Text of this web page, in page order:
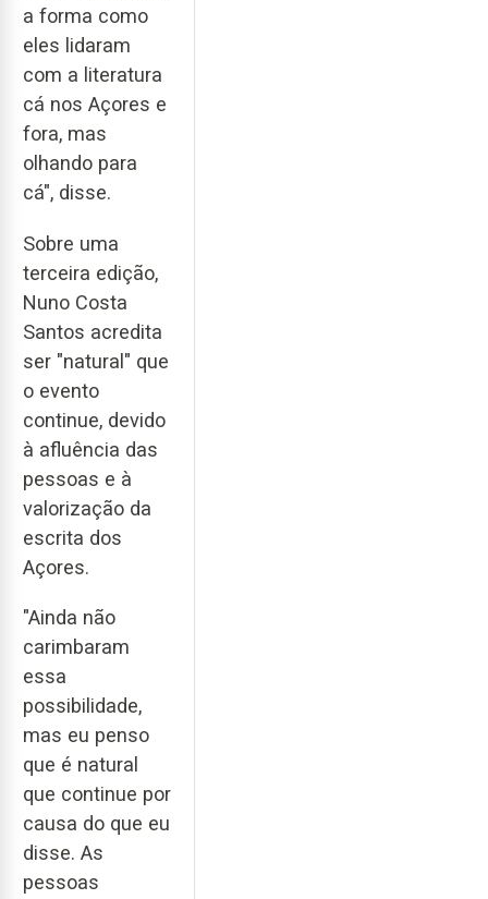
a forma como
eles lidaram
com a literatura
cá nos Açores e
fora, mas
olhando para
cá", disse.
Sobre uma
terceira edição,
Nuno Costa
Santos acredita
ser "natural" que
o evento
continue, devido
à afluência das
pessoas e à
valorização da
escrita dos
Açores.
"Ainda não
carimbaram
essa
possibilidade,
mas eu penso
que é natural
que continue por
causa do que eu
disse. As
pessoas